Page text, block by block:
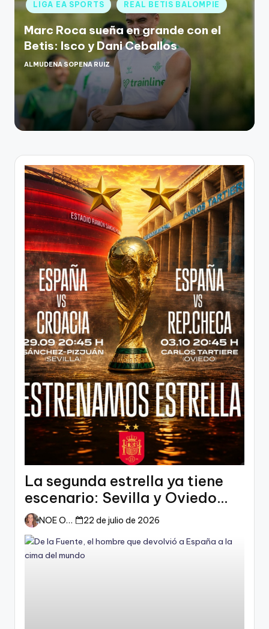
LIGA EA SPORTS REAL BETIS BALOMPIE
Marc Roca sueña en grande con el
Betis: Isco y Dani Ceballos
ALMUDENA SOPENA RUIZ
La segunda estrella ya tiene
escenario: Sevilla y Oviedo
esperan a España
NOE ORTIZ 22 de julio de 2026